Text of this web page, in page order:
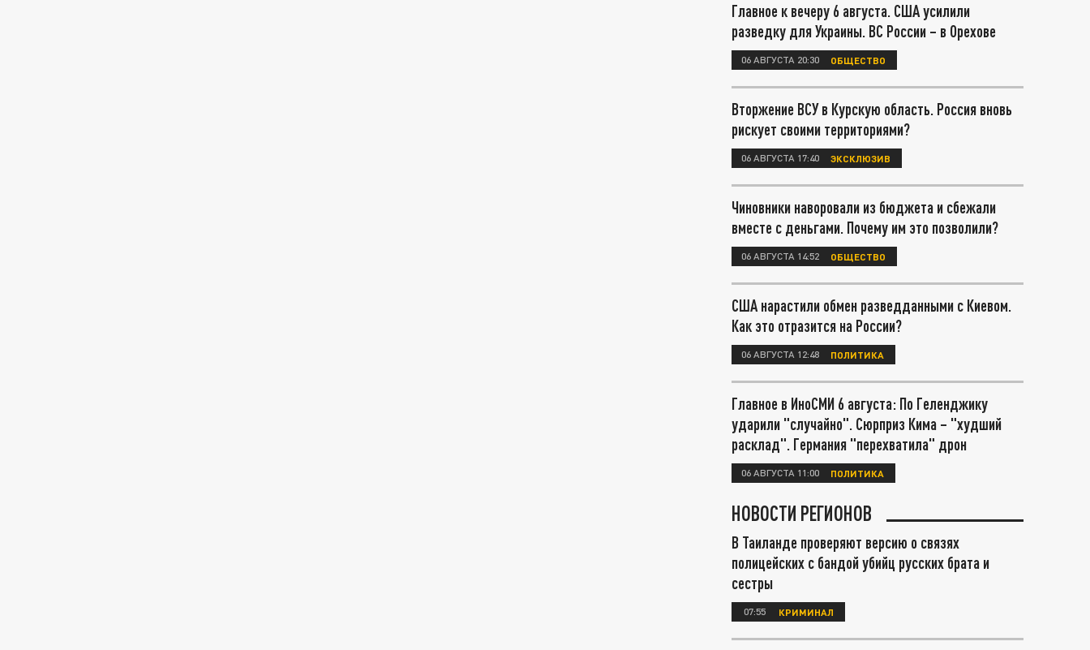
Главное к вечеру 6 августа. США усилили
разведку для Украины. ВС России – в Орехове
06 АВГУСТА 20:30 ОБЩЕСТВО
Вторжение ВСУ в Курскую область. Россия вновь
рискует своими территориями?
06 АВГУСТА 17:40 ЭКСКЛЮЗИВ
Чиновники наворовали из бюджета и сбежали
вместе с деньгами. Почему им это позволили?
06 АВГУСТА 14:52 ОБЩЕСТВО
США нарастили обмен разведданными с Киевом.
Как это отразится на России?
06 АВГУСТА 12:48 ПОЛИТИКА
Главное в ИноСМИ 6 августа: По Геленджику
ударили "случайно". Сюрприз Кима – "худший
расклад". Германия "перехватила" дрон
06 АВГУСТА 11:00 ПОЛИТИКА
НОВОСТИ РЕГИОНОВ
В Таиланде проверяют версию о связях
полицейских с бандой убийц русских брата и
сестры
07:55 КРИМИНАЛ